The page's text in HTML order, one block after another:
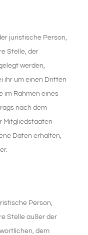
juristische Person,
Stelle, der
werden,
ihr um einen Dritten
im Rahmen eines
nach dem
Mitgliedstaaten
Daten erhalten,
Person,
Stelle außer der
dem